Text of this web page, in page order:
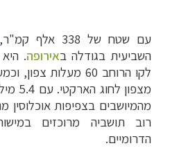
עם שטח של 338 אלף קמ"ר,
השביעית בגודלה באירופה.
לקו הרוחב 60 מעלות
מצפון לחוג הארקטי.
עם
מהמיושבים בצפיפות אוכלוסין
רוב תושביה מרוכזים
הדרומיים.